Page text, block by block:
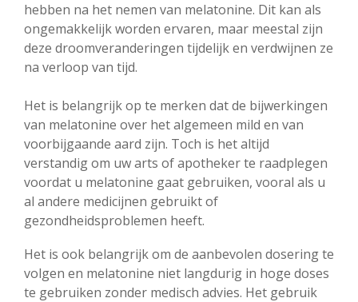
hebben na het nemen van melatonine. Dit kan als
ongemakkelijk worden ervaren, maar meestal zijn
deze droomveranderingen tijdelijk en verdwijnen ze
na verloop van tijd.
Het is belangrijk op te merken dat de bijwerkingen
van melatonine over het algemeen mild en van
voorbijgaande aard zijn. Toch is het altijd
verstandig om uw arts of apotheker te raadplegen
voordat u melatonine gaat gebruiken, vooral als u
al andere medicijnen gebruikt of
gezondheidsproblemen heeft.
Het is ook belangrijk om de aanbevolen dosering te
volgen en melatonine niet langdurig in hoge doses
te gebruiken zonder medisch advies. Het gebruik